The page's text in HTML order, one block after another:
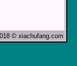
© xiachufang.com